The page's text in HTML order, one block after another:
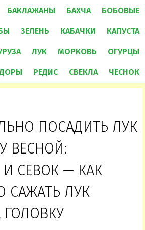
БАКЛАЖАНЫ БАХЧА БОБОВЫЕ
ЗЕЛЕНЬ КАБАЧКИ КАПУСТА
ЛУК МОРКОВЬ ОГУРЦЫ
РЕДИС СВЕКЛА ЧЕСНОК
ПОСАДИТЬ ЛУК
ВЕСНОЙ:
СЕВОК — КАК
САЖАТЬ ЛУК